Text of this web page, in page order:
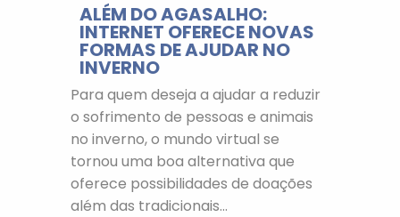
ALÉM DO AGASALHO:
INTERNET OFERECE NOVAS
FORMAS DE AJUDAR NO
INVERNO
Para quem deseja a ajudar a reduzir
o sofrimento de pessoas e animais
no inverno, o mundo virtual se
tornou uma boa alternativa que
oferece possibilidades de doações
além das tradicionais...